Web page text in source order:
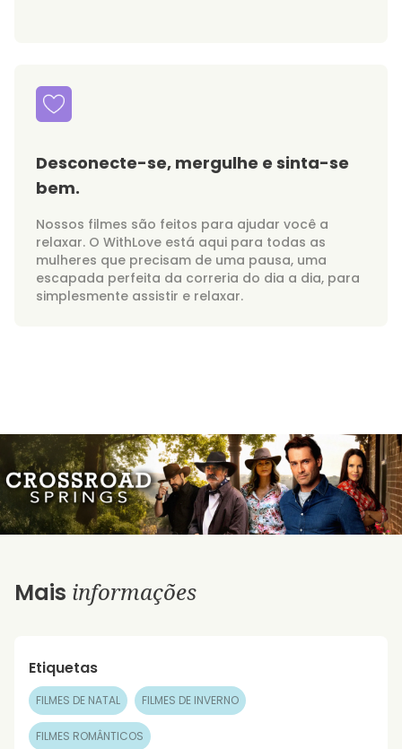
Desconecte-se, mergulhe e sinta-se
bem.
Nossos filmes são feitos para ajudar você a
relaxar. O WithLove está aqui para todas as
mulheres que precisam de uma pausa, uma
escapada perfeita da correria do dia a dia, para
simplesmente assistir e relaxar.
Mais informações
Etiquetas
FILMES DE NATAL FILMES DE INVERNO
FILMES ROMÂNTICOS